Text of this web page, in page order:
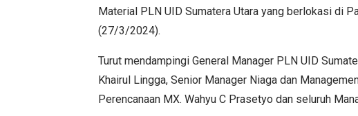
Material PLN UID Sumatera Utara yang berlokasi di
(27/3/2024).
Turut mendampingi General Manager PLN UID
Khairul Lingga, Senior Manager Niaga dan
Perencanaan MX. Wahyu C Prasetyo dan seluruh